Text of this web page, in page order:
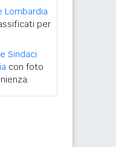
Lombardia
per
Sindaci
con foto